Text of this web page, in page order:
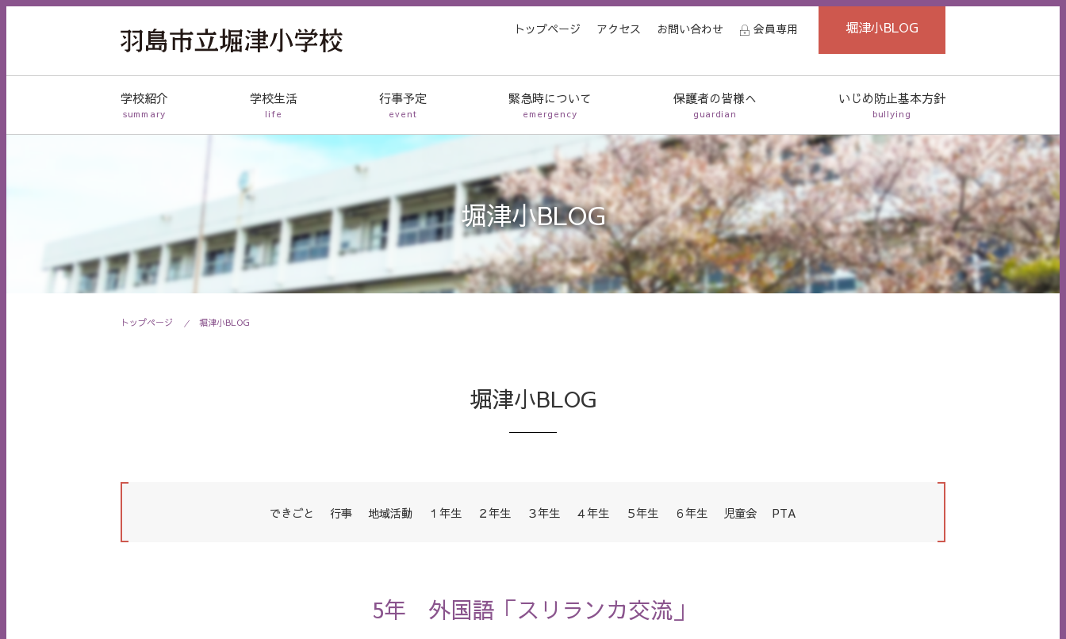
トップページ アクセス お問い合わせ 会員専用 堀津小BLOG
学校紹介
summary
学校生活
life
行事予定
event
緊急時について
emergency
保護者の皆様へ
guardian
いじめ防止基本方針
bullying
堀津小BLOG
トップページ 堀津小BLOG
堀津小BLOG
できごと 行事 地域活動 １年生 ２年生 ３年生 ４年生 ５年生 ６年生 児童会 PTA
5年 外国語「スリランカ交流」